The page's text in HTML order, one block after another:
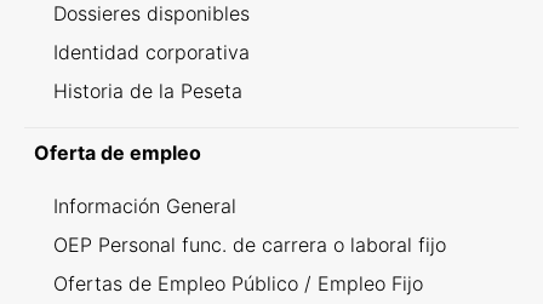
Dossieres disponibles
Identidad corporativa
Historia de la Peseta
Oferta de empleo
Información General
OEP Personal func. de carrera o laboral fijo
Ofertas de Empleo Público / Empleo Fijo